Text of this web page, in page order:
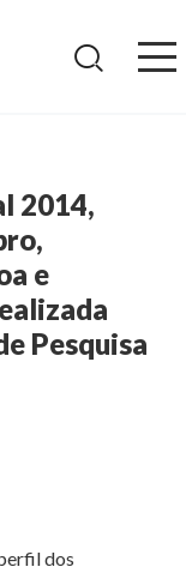
2014,
e
Pesquisa
dos